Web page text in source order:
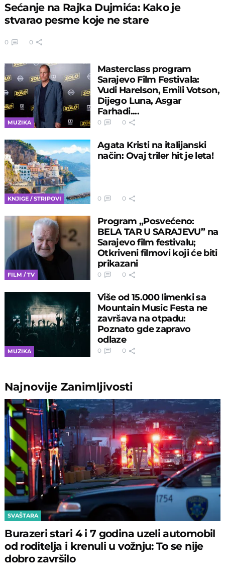
Sećanje na Rajka Dujmića: Kako je
stvarao pesme koje ne stare
0 0
MUZIKA
Masterclass program
Sarajevo Film Festivala:
Vudi Harelson, Emili Votson,
Dijego Luna, Asgar
Farhadi....
0 0
KNJIGE / STRIPOVI
Agata Kristi na italijanski
način: Ovaj triler hit je leta!
0 0
FILM / TV
Program „Posvećeno:
BELA TAR U SARAJEVU” na
Sarajevo film festivalu;
Otkriveni filmovi koji će biti
prikazani
0 0
MUZIKA
Više od 15.000 limenki sa
Mountain Music Festa ne
završava na otpadu:
Poznato gde zapravo
odlaze
0 0
NajnovijeZanimljivosti
SVAŠTARA
Burazeri stari 4 i 7 godina uzeli automobil
od roditelja i krenuli u vožnju: To se nije
dobro završilo